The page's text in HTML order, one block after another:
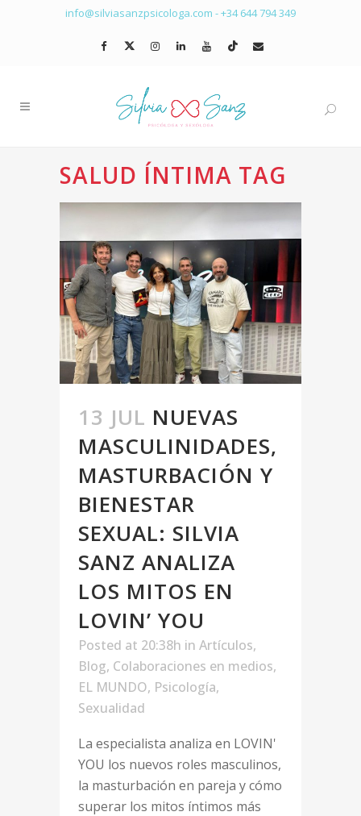
info@silviasanzpsicologa.com -+34 644 794 349
SALUD ÍNTIMA TAG
13 JUL NUEVAS
MASCULINIDADES,
MASTURBACIÓN Y
BIENESTAR
SEXUAL: SILVIA
SANZ ANALIZA
LOS MITOS EN
LOVIN’ YOU
Posted at 20:38h in Artículos,
Blog, Colaboraciones en medios,
EL MUNDO, Psicología,
Sexualidad
La especialista analiza en LOVIN'
YOU los nuevos roles masculinos,
la masturbación en pareja y cómo
superar los mitos íntimos más